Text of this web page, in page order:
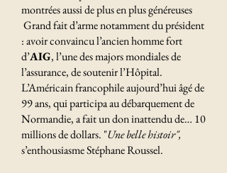
montrées aussi de plus en plus généreuses
Grand fait d’arme notamment du président
: avoir convaincu l’ancien homme fort
d’AIG, l’une des majors mondiales de
l’assurance, de soutenir l’Hôpital.
L’Américain francophile aujourd’hui âgé de
99 ans, qui participa au débarquement de
Normandie, a fait un don inattendu de… 10
millions de dollars. "Une belle histoir",
s’enthousiasme Stéphane Roussel.